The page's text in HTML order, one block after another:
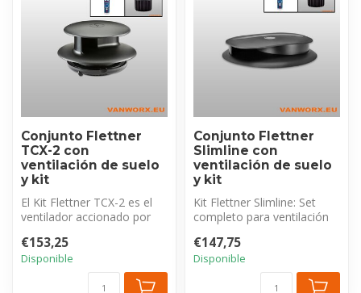
Conjunto Flettner
TCX-2 con
ventilación de suelo
y kit
El Kit Flettner TCX-2 es el
ventilador accionado por
2...
€153,25
Disponible
Conjunto Flettner
Slimline con
ventilación de suelo
y kit
Kit Flettner Slimline: Set
completo para ventilación
remo...
€147,75
Disponible